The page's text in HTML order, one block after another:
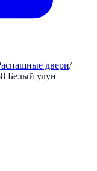
двери/
Белый улун